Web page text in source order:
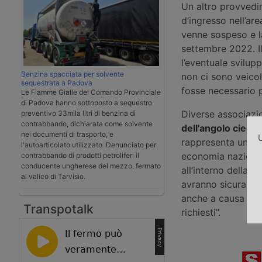
Benzina spacciata per solvente
sequestrata a Padova
Le Fiamme Gialle del Comando Provinciale
di Padova hanno sottoposto a sequestro
preventivo 33mila litri di benzina di
contrabbando, dichiarata come solvente
nei documenti di trasporto, e
l'autoarticolato utilizzato. Denunciato per
contrabbando di prodotti petroliferi il
conducente ungherese del mezzo, fermato
al valico di Tarvisio.
Transpotalk
Un altro
d’ingresso
venne sospeso e
settembre 2022.
l’eventuale
non ci sono
fosse necessario
Diverse
dell'angolo cieco
rappresenta un
economia
all’interno della
avranno
anche a causa
richiesti”.